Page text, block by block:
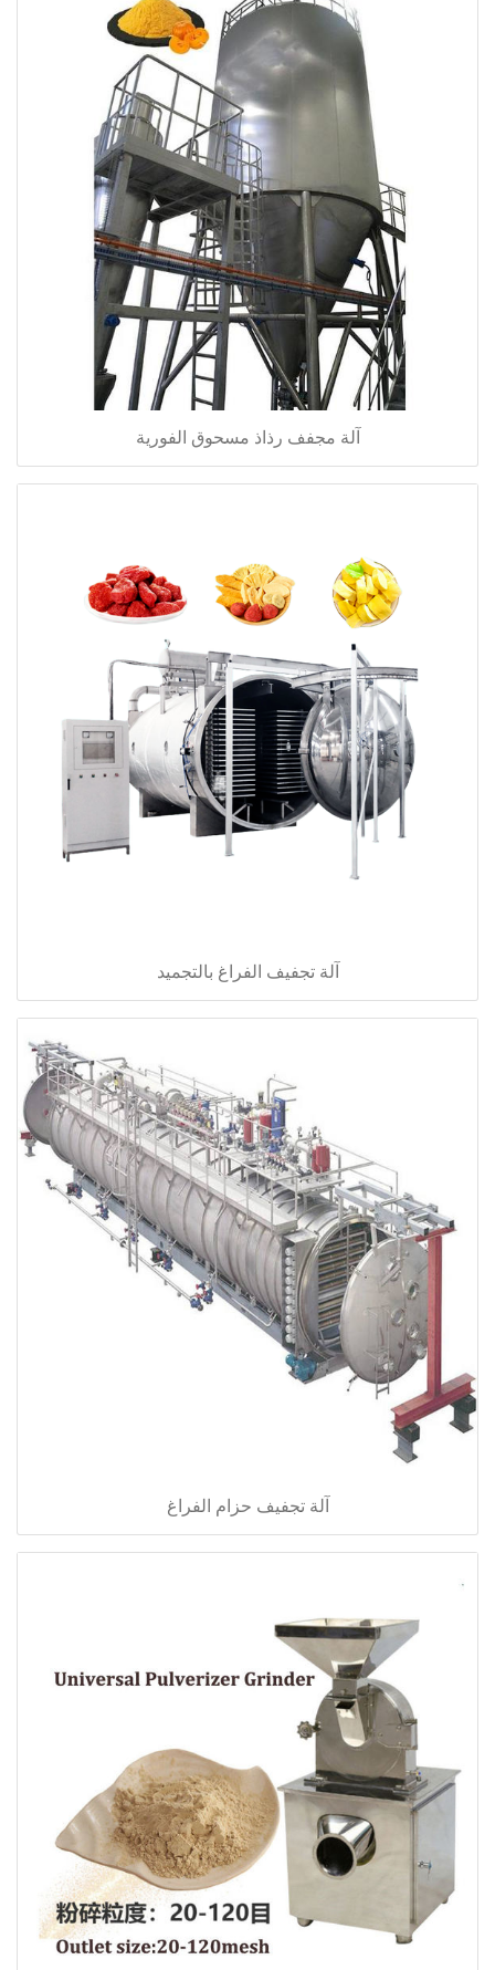
آلة مجفف رذاذ مسحوق الفورية
آلة تجفيف الفراغ بالتجميد
آلة تجفيف حزام الفراغ